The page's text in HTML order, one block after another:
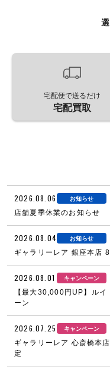
宅配便で送るだけ
宅配買取
2026.08.06 お知らせ
店舗夏季休業のお知らせ
2026.08.04 お知らせ
ギャラリーレア 銀座本店
2026.08.01 キャンペーン
【最大30,000円UP】ル
ーン
2026.07.25 キャンペーン
ギャラリーレア 心斎橋本
定